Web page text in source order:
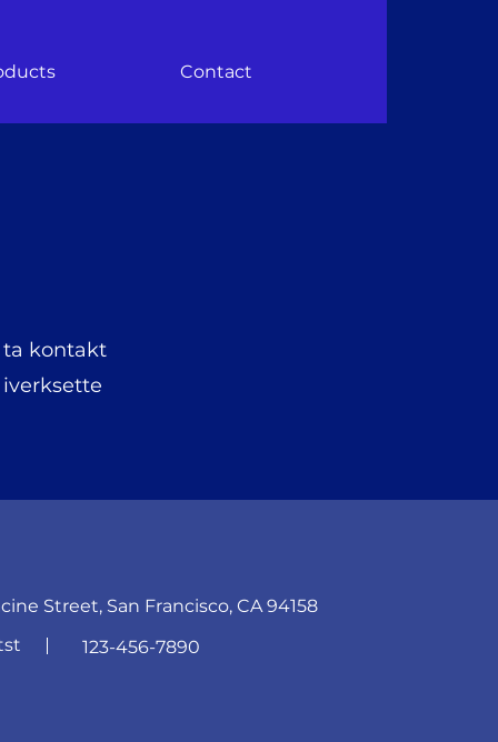
Contact
ta kontakt
Street, San Francisco, CA 94158
123-456-7890